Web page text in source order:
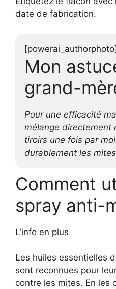
date de fabrication.
Mon
grand-
Pour une efficacité
mélange directement
tiroirs une fois par
durablement les
Comment
spray anti-
L’info en plus
Les huiles essentielles
sont reconnues pour
contre les mites. En les